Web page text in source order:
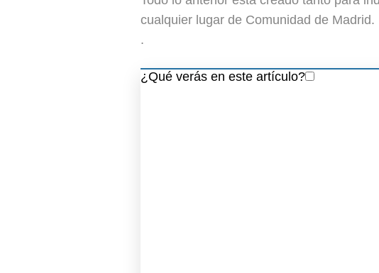
cualquier lugar de Comunidad de Madrid.
.
¿Qué verás en este artículo?